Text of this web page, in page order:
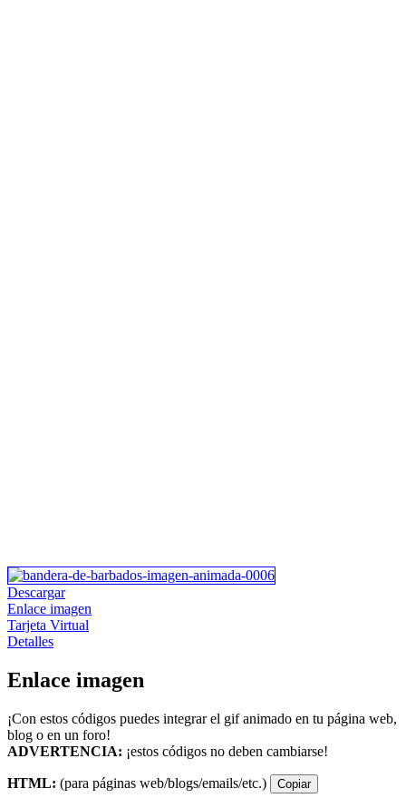
Descargar
Enlace imagen
Tarjeta Virtual
Detalles
Enlace imagen
¡Con estos códigos puedes integrar el gif animado en tu página web,
blog o en un foro!
ADVERTENCIA: ¡estos códigos no deben cambiarse!
HTML: (para páginas web/blogs/emails/etc.) Copiar